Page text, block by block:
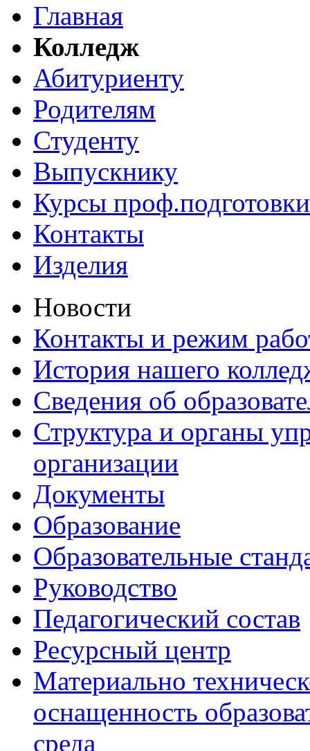
Главная
Колледж
Абитуриенту
Родителям
Студенту
Выпускнику
Курсы проф.подготовки
Контакты
Изделия
Новости
Контакты и режим
История нашего
Сведения об
Структура и органы
организации
Документы
Образование
Образовательные
Руководство
Педагогический состав
Ресурсный центр
Материально
оснащенность
среда